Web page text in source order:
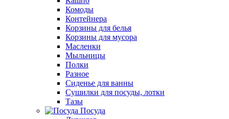
Комоды
Контейнера
Корзины для белья
Корзины для мусора
Масленки
Мыльницы
Полки
Разное
Сиденье для ванны
Сушилки для посуды, лотки
Тазы
Посуда